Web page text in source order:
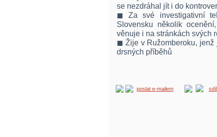
se nezdráhal jít i do
◼ Za své investigativní
Slovensku několik
věnuje i na stránkách svých
◼ Žije v Ružomberoku, jenž
drsných příběhů
poslat e-mailem